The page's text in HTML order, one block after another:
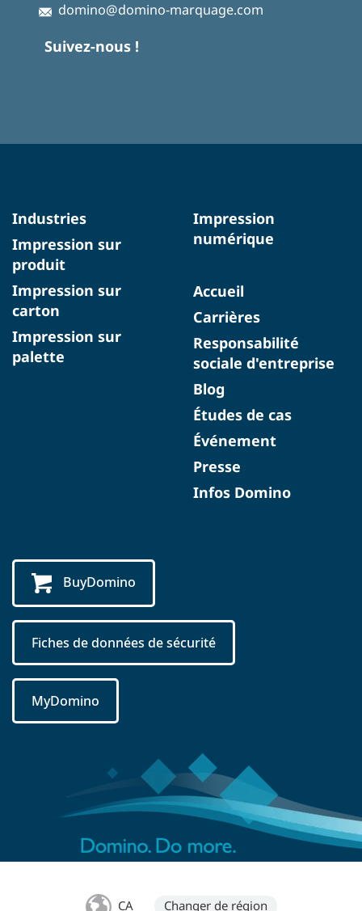
domino@domino-marquage.com
Suivez-nous !
Industries
Impression sur
produit
Impression sur
carton
Impression sur
palette
Impression
numérique
Accueil
Carrières
Responsabilité
sociale d'entreprise
Blog
Études de cas
Événement
Presse
Infos Domino
BuyDomino
Fiches de données de sécurité
MyDomino
CA Changer de région